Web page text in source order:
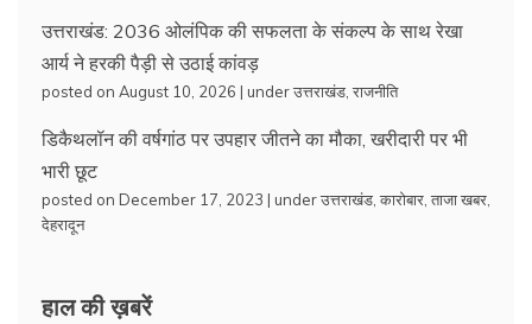
उत्तराखंड: 2036 ओलंपिक की सफलता के संकल्प के साथ रेखा
आर्य ने हरकी पैड़ी से उठाई कांवड़
posted on August 10, 2026 | underउत्तराखंड राजनीति
डिकैथलॉन की वर्षगांठ पर उपहार जीतने का मौका, खरीदारी पर भी
भारी छूट
posted on December 17, 2023 | underउत्तराखंड कारोबार ताजा खबर
देहरादून
हाल की ख़बरें